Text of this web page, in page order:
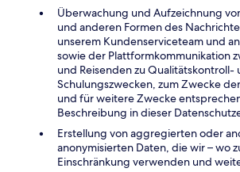
Überwachung und Aufzeichnung
und anderen Formen des
unserem Kundenserviceteam und
sowie der Plattformkommunikation
und Reisenden zu Qualitätskontroll-
Schulungszwecken, zum Zwecke
und für weitere Zwecke
Beschreibung in dieser
Erstellung von aggregierten oder
anonymisierten Daten, die wir – wo
Einschränkung verwenden und